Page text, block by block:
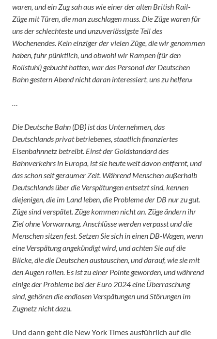
waren, und ein Zug sah aus wie einer der alten British Rail-
Züge mit Türen, die man zuschlagen muss. Die Züge waren für
uns der schlechteste und unzuverlässigste Teil des
Wochenendes. Kein einziger der vielen Züge, die wir genommen
haben, fuhr pünktlich, und obwohl wir Rampen (für den
Rollstuhl) gebucht hatten, war das Personal der Deutschen
Bahn gestern Abend nicht daran interessiert, uns zu helfen.«
…
Die Deutsche Bahn (DB) ist das Unternehmen, das
Deutschlands privat betriebenes, staatlich finanziertes
Eisenbahnnetz betreibt. Einst der Goldstandard des
Bahnverkehrs in Europa, ist sie heute weit davon entfernt, und
das schon seit geraumer Zeit. Während Menschen außerhalb
Deutschlands über die Verspätungen entsetzt sind, kennen
diejenigen, die im Land leben, die Probleme der DB nur zu gut.
Züge sind verspätet. Züge kommen nicht an. Züge ändern ihr
Ziel ohne Vorwarnung. Anschlüsse werden verpasst und die
Menschen sitzen fest. Setzen Sie sich in einen DB-Wagen, wenn
eine Verspätung angekündigt wird, und achten Sie auf die
Blicke, die die Deutschen austauschen, und darauf, wie sie mit
den Augen rollen. Es ist zu einer Pointe geworden, und während
einige der Probleme bei der Euro 2024 eine Überraschung
sind, gehören die endlosen Verspätungen und Störungen im
Zugnetz nicht dazu.
Und dann geht die New York Times ausführlich auf die